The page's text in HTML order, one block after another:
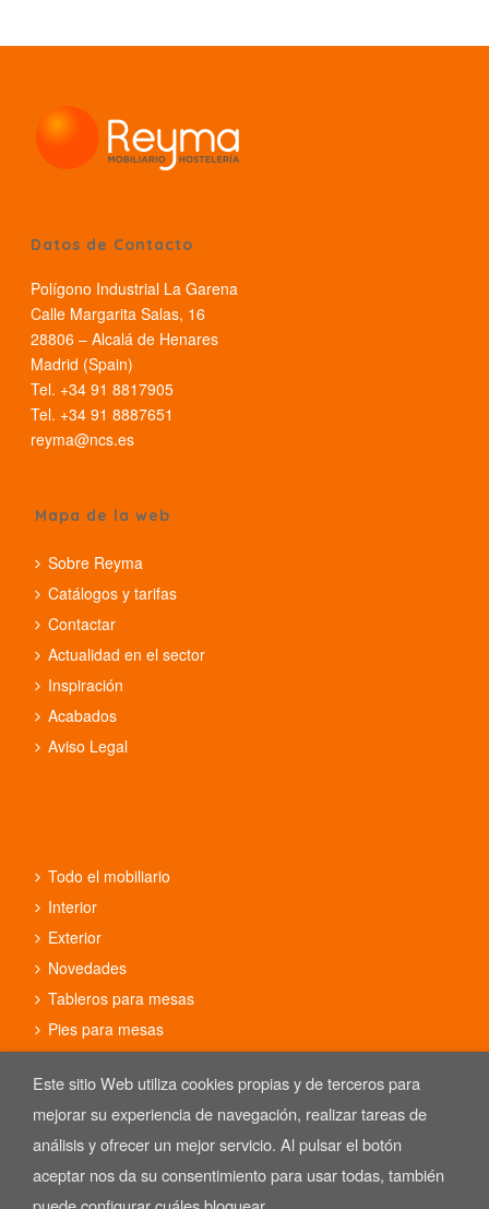
Datos de Contacto
Polígono Industrial La Garena
Calle Margarita Salas, 16
28806 – Alcalá de Henares
Madrid (Spain)
Tel. +34 91 8817905
Tel. +34 91 8887651
reyma@ncs.es
Mapa de la web
Sobre Reyma
Catálogos y tarifas
Contactar
Actualidad en el sector
Inspiración
Acabados
Aviso Legal
Todo el mobiliario
Interior
Exterior
Novedades
Tableros para mesas
Pies para mesas
Copyright © 2025 REYMA mobiliario de hostelería. Las Imágenes de
Este sitio Web utiliza cookies propias y de terceros para
mejorar su experiencia de navegación, realizar tareas de
análisis y ofrecer un mejor servicio. Al pulsar el botón
aceptar nos da su consentimiento para usar todas, también